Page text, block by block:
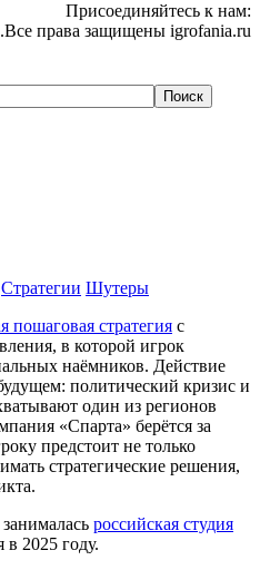
Присоединяйтесь к нам:
права защищены igrofania.ru
Стратегии Шутеры
пошаговая стратегия с
в которой игрок
наёмников. Действие
политический кризис и
один из регионов
«Спарта» берётся за
предстоит не только
стратегические решения,
российская студия
в 2025 году.